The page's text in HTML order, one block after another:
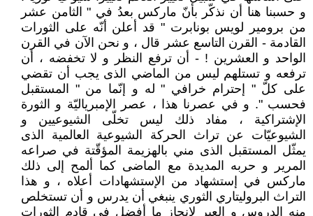
و حسبنا هنا أن نذكّر بأنّ ماركس بعدُ في " الثامن عشر
من برومير لويس بونابرت " قد أعلن أنّه على الثورات
القادمة - القرن التاسع عشر قال ، و نحن الآن في القرن
الواحد و العشرين ! - أن ترفع النظر و لا تخفضه ، أن
ترفعه و تستلهم ليس من الماضي الذى يجب أن تقضي
على كلّ " إحترام خرافي " له و إنّما من " المستقبل
فحسب ". و في عصرنا هذا ، عصر الإمبرياليّة و الثورة
الإشتراكية ، مفاد ذلك ليس تخلّى الشيوعيين و
الشيوعيّات عن تراث الحركة الشيوعية العالمية الذى
يمثّل المستقبل الذى مني بالهزيمة المؤقّتة في صراعه
المرير و حربه المديدة مع الماضى كما ألمح إلى ذلك
ماركس في إستشهاد من الإستشهادات أعلاه ، و هذا
التراث البروليتاري الثوري ينبغي أن يدرس و أن تستخلص
منه الدروس و العبر لإنجاز ما أفضل في قادم الثورات